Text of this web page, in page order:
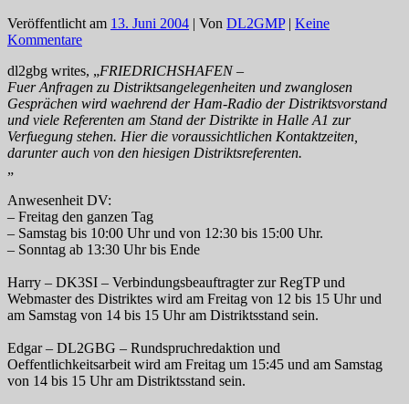
Veröffentlicht am 13. Juni 2004 | Von DL2GMP| Keine
Kommentare
dl2gbg writes, „FRIEDRICHSHAFEN –
Fuer Anfragen zu Distriktsangelegenheiten und zwanglosen
Gesprächen wird waehrend der Ham-Radio der Distriktsvorstand
und viele Referenten am Stand der Distrikte in Halle A1 zur
Verfuegung stehen. Hier die voraussichtlichen Kontaktzeiten,
darunter auch von den hiesigen Distriktsreferenten.
„
Anwesenheit DV:
– Freitag den ganzen Tag
– Samstag bis 10:00 Uhr und von 12:30 bis 15:00 Uhr.
– Sonntag ab 13:30 Uhr bis Ende
Harry – DK3SI – Verbindungsbeauftragter zur RegTP und
Webmaster des Distriktes wird am Freitag von 12 bis 15 Uhr und
am Samstag von 14 bis 15 Uhr am Distriktsstand sein.
Edgar – DL2GBG – Rundspruchredaktion und
Oeffentlichkeitsarbeit wird am Freitag um 15:45 und am Samstag
von 14 bis 15 Uhr am Distriktsstand sein.